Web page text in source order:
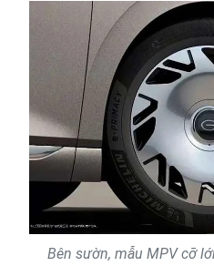
Bên sườn, mẫu MPV cỡ